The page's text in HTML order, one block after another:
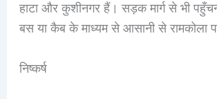
हाटा और कुशीनगर हैं। सड़क मार्ग से भी
बस या कैब के माध्यम से आसानी से रामकोला
निष्कर्ष